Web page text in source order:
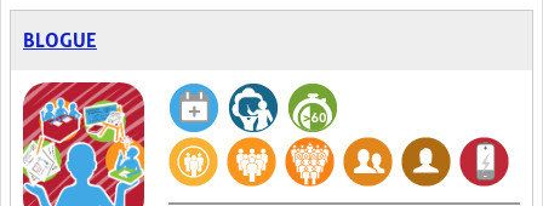
BLOGUE